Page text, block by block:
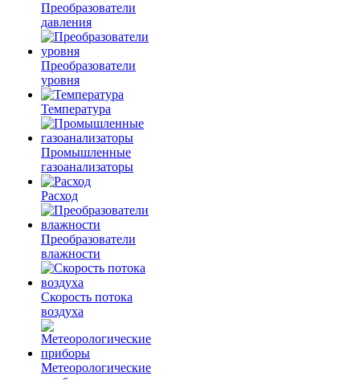
Преобразователи
давления
Преобразователи
уровня
Температура
Промышленные
газоанализаторы
Расход
Преобразователи
влажности
Скорость потока
воздуха
Метеорологические